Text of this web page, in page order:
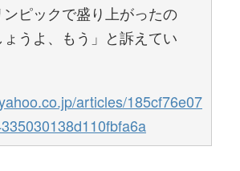
ピックで盛り上がったの
うよ、もう」と訴えてい
articles/185cf76e07